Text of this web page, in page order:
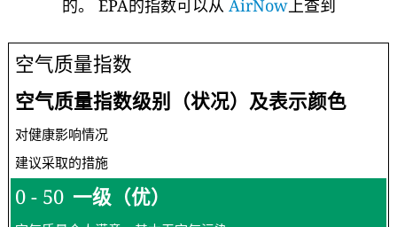
的。 EPA的指数可以从 AirNow上查到
空气质量指数
空气质量指数级别（状况）及表示颜色
对健康影响情况
建议采取的措施
0 - 50 一级（优）